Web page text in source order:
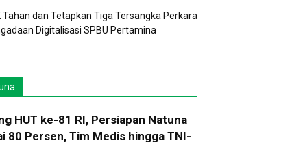
Tahan dan Tetapkan Tiga Tersangka Perkara
Digitalisasi SPBU Pertamina
HUT ke-81 RI, Persiapan Natuna
80 Persen, Tim Medis hingga TNI-